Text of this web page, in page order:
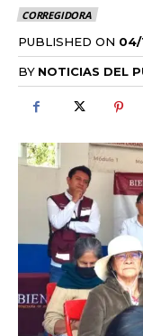
CORREGIDORA
PUBLISHED ON 04/
BY NOTICIAS DEL